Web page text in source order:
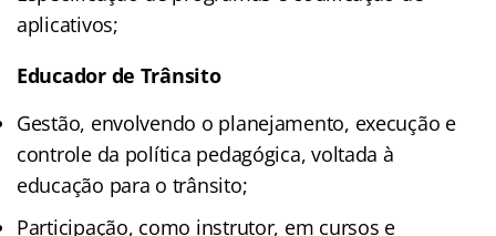
aplicativos;
Educador de Trânsito
Gestão, envolvendo o planejamento, execução e
controle da política pedagógica, voltada à
educação para o trânsito;
Participação, como instrutor, em cursos e